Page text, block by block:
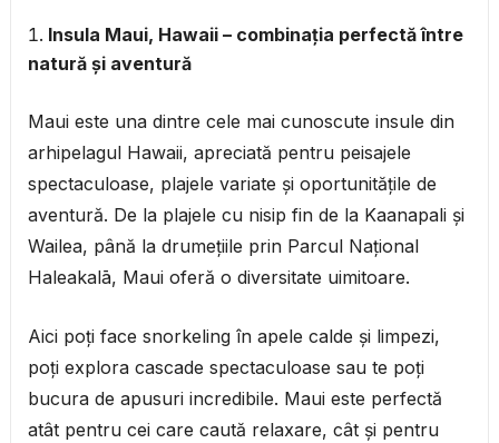
Insula Maui, Hawaii – combinația perfectă între
natură și aventură
Maui este una dintre cele mai cunoscute insule din
arhipelagul Hawaii, apreciată pentru peisajele
spectaculoase, plajele variate și oportunitățile de
aventură. De la plajele cu nisip fin de la Kaanapali și
Wailea, până la drumețiile prin Parcul Național
Haleakalā, Maui oferă o diversitate uimitoare.
Aici poți face snorkeling în apele calde și limpezi,
poți explora cascade spectaculoase sau te poți
bucura de apusuri incredibile. Maui este perfectă
atât pentru cei care caută relaxare, cât și pentru